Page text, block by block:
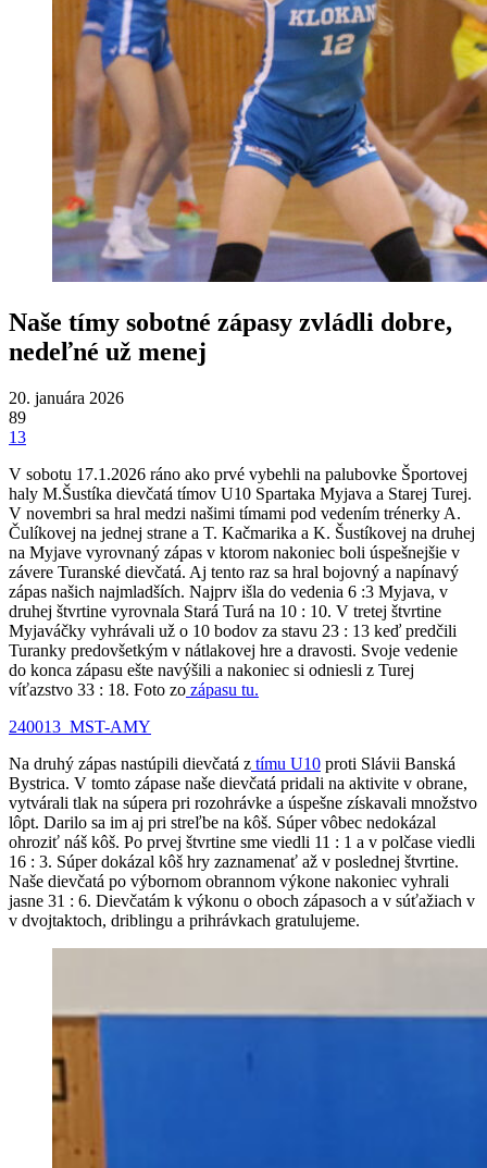
Naše tímy sobotné zápasy zvládli dobre,
nedeľné už menej
20. januára 2026
89
13
V sobotu 17.1.2026 ráno ako prvé vybehli na palubovke Športovej
haly M.Šustíka dievčatá tímov U10 Spartaka Myjava a Starej Turej.
V novembri sa hral medzi našimi tímami pod vedením trénerky A.
Čulíkovej na jednej strane a T. Kačmarika a K. Šustíkovej na druhej
na Myjave vyrovnaný zápas v ktorom nakoniec boli úspešnejšie v
závere Turanské dievčatá. Aj tento raz sa hral bojovný a napínavý
zápas našich najmladších. Najprv išla do vedenia 6 :3 Myjava, v
druhej štvrtine vyrovnala Stará Turá na 10 : 10. V tretej štvrtine
Myjaváčky vyhrávali už o 10 bodov za stavu 23 : 13 keď predčili
Turanky predovšetkým v nátlakovej hre a dravosti. Svoje vedenie
do konca zápasu ešte navýšili a nakoniec si odniesli z Turej
víťazstvo 33 : 18. Foto zo zápasu tu.
240013_MST-AMY
Na druhý zápas nastúpili dievčatá z tímu U10 proti Slávii Banská
Bystrica. V tomto zápase naše dievčatá pridali na aktivite v obrane,
vytvárali tlak na súpera pri rozohrávke a úspešne získavali množstvo
lôpt. Darilo sa im aj pri streľbe na kôš. Súper vôbec nedokázal
ohroziť náš kôš. Po prvej štvrtine sme viedli 11 : 1 a v polčase viedli
16 : 3. Súper dokázal kôš hry zaznamenať až v poslednej štvrtine.
Naše dievčatá po výbornom obrannom výkone nakoniec vyhrali
jasne 31 : 6. Dievčatám k výkonu o oboch zápasoch a v súťažiach v
v dvojtaktoch, driblingu a prihrávkach gratulujeme.